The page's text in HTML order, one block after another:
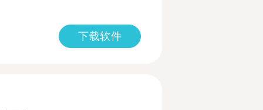
下载软件